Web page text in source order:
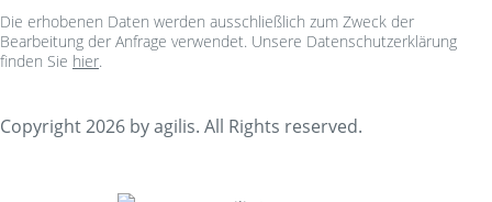
Die erhobenen Daten werden ausschließlich zum Zweck der
Bearbeitung der Anfrage verwendet. Unsere Datenschutzerklärung
finden Sie hier.
Copyright 2026 by agilis. All Rights reserved.